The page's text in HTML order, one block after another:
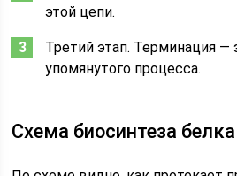
этой цепи.
Третий этап. Терминация
упомянутого процесса.
Схема биосинтеза белка